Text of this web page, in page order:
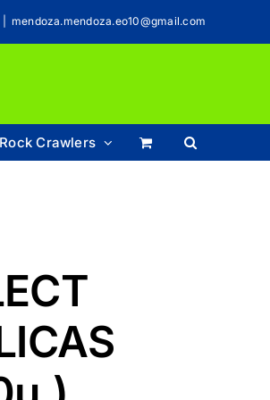
mendoza.mendoza.eo10@gmail.com
Rock Crawlers